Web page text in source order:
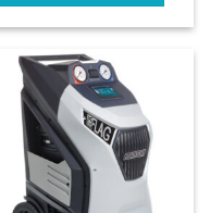
weist
mehrere
Varianten
Optionen
können